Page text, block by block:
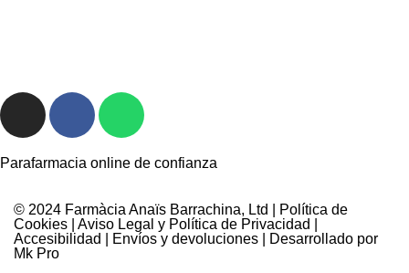
Parafarmacia online de confianza
© 2024 Farmàcia Anaïs Barrachina, Ltd |
Política de
Cookies
Aviso Legal y Política de Privacidad
Accesibilidad
Envíos y devoluciones | Desarrollado por
Mk Pro